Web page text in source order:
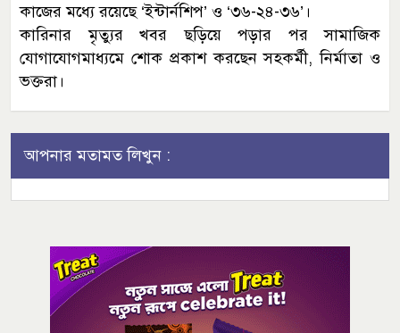
কাজের মধ্যে রয়েছে ‘ইন্টার্নশিপ’ ও ‘৩৬-২৪-৩৬’।
কারিনার মৃত্যুর খবর ছড়িয়ে পড়ার পর সামাজিক
যোগাযোগমাধ্যমে শোক প্রকাশ করছেন সহকর্মী, নির্মাতা ও
ভক্তরা।
আপনার মতামত লিখুন :